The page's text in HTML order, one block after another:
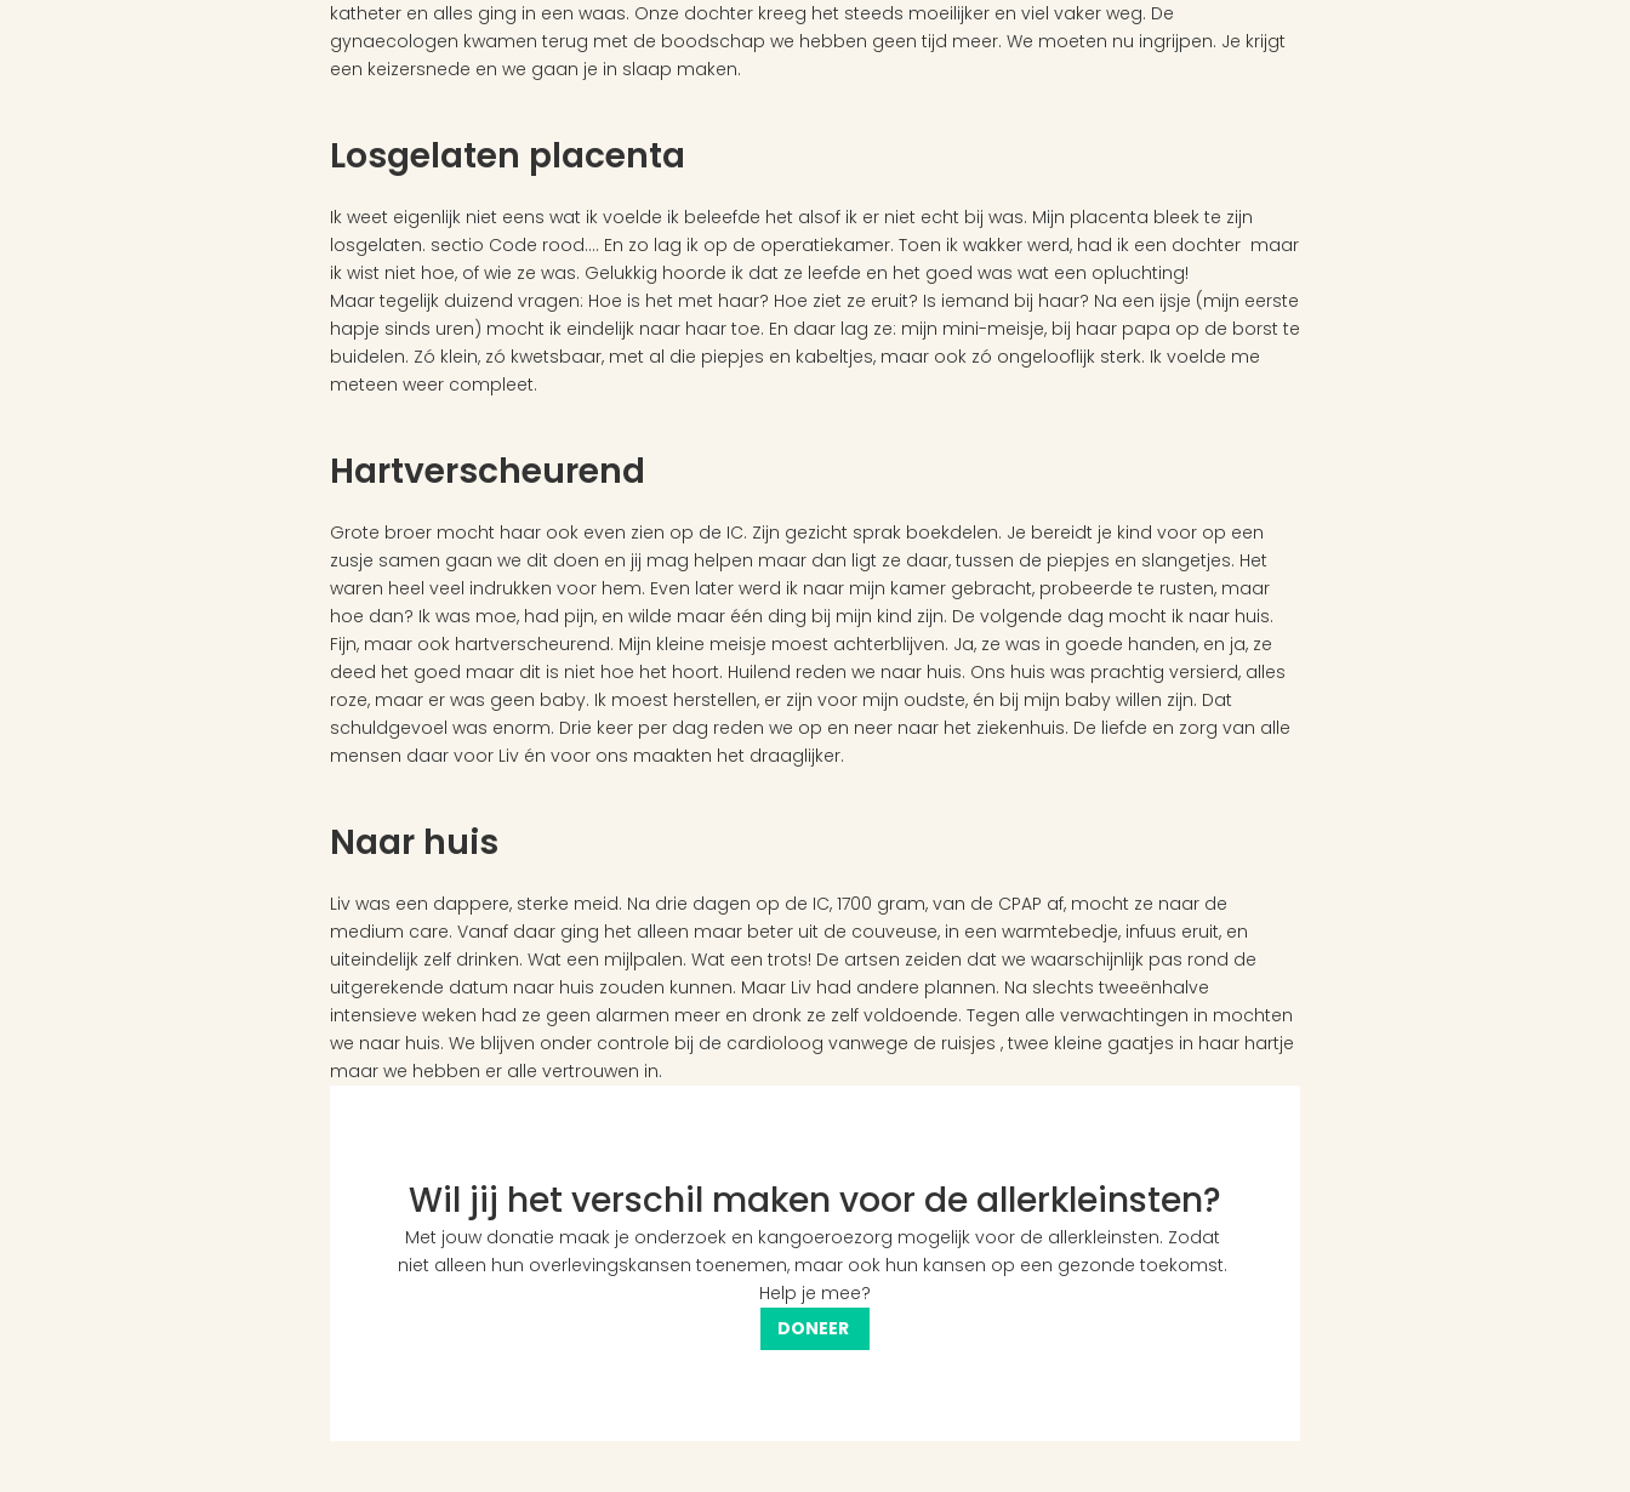
katheter en alles ging in een waas. Onze dochter kreeg het steeds moeilijker en viel vaker weg. De
gynaecologen kwamen terug met de boodschap we hebben geen tijd meer. We moeten nu ingrijpen. Je krijgt
een keizersnede en we gaan je in slaap maken.
Losgelaten placenta
Ik weet eigenlijk niet eens wat ik voelde ik beleefde het alsof ik er niet echt bij was. Mijn placenta bleek te zijn
losgelaten. sectio Code rood.... En zo lag ik op de operatiekamer. Toen ik wakker werd, had ik een dochter  maar
ik wist niet hoe, of wie ze was. Gelukkig hoorde ik dat ze leefde en het goed was wat een opluchting!
Maar tegelijk duizend vragen: Hoe is het met haar? Hoe ziet ze eruit? Is iemand bij haar? Na een ijsje (mijn eerste
hapje sinds uren) mocht ik eindelijk naar haar toe. En daar lag ze: mijn mini-meisje, bij haar papa op de borst te
buidelen. Zó klein, zó kwetsbaar, met al die piepjes en kabeltjes, maar ook zó ongelooflijk sterk. Ik voelde me
meteen weer compleet.
Hartverscheurend
Grote broer mocht haar ook even zien op de IC. Zijn gezicht sprak boekdelen. Je bereidt je kind voor op een
zusje samen gaan we dit doen en jij mag helpen maar dan ligt ze daar, tussen de piepjes en slangetjes. Het
waren heel veel indrukken voor hem. Even later werd ik naar mijn kamer gebracht, probeerde te rusten, maar
hoe dan? Ik was moe, had pijn, en wilde maar één ding bij mijn kind zijn. De volgende dag mocht ik naar huis.
Fijn, maar ook hartverscheurend. Mijn kleine meisje moest achterblijven. Ja, ze was in goede handen, en ja, ze
deed het goed maar dit is niet hoe het hoort. Huilend reden we naar huis. Ons huis was prachtig versierd, alles
roze, maar er was geen baby. Ik moest herstellen, er zijn voor mijn oudste, én bij mijn baby willen zijn. Dat
schuldgevoel was enorm. Drie keer per dag reden we op en neer naar het ziekenhuis. De liefde en zorg van alle
mensen daar voor Liv én voor ons maakten het draaglijker.
Naar huis
Liv was een dappere, sterke meid. Na drie dagen op de IC, 1700 gram, van de CPAP af, mocht ze naar de
medium care. Vanaf daar ging het alleen maar beter uit de couveuse, in een warmtebedje, infuus eruit, en
uiteindelijk zelf drinken. Wat een mijlpalen. Wat een trots! De artsen zeiden dat we waarschijnlijk pas rond de
uitgerekende datum naar huis zouden kunnen. Maar Liv had andere plannen. Na slechts tweeënhalve
intensieve weken had ze geen alarmen meer en dronk ze zelf voldoende. Tegen alle verwachtingen in mochten
we naar huis. We blijven onder controle bij de cardioloog vanwege de ruisjes , twee kleine gaatjes in haar hartje
maar we hebben er alle vertrouwen in.
Wil jij het verschil maken voor de allerkleinsten?
Met jouw donatie maak je onderzoek en kangoeroezorg mogelijk voor de allerkleinsten. Zodat
niet alleen hun overlevingskansen toenemen, maar ook hun kansen op een gezonde toekomst.
Help je mee?
DONEER